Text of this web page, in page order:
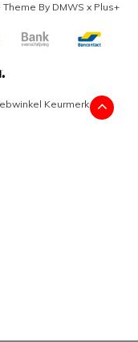
Theme By DMWS x Plus+
Keurmerk